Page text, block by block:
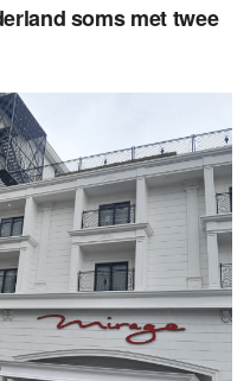
soms met twee